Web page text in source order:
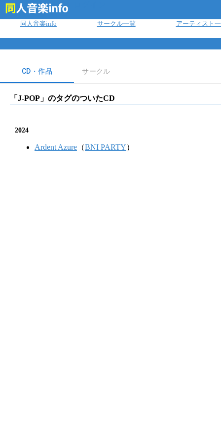
同人音楽info サークル一覧 アーティスト
CD・作品 サークル
「 J-POP 」のタグのついたCD
2024
Ardent Azure （BNI PARTY）